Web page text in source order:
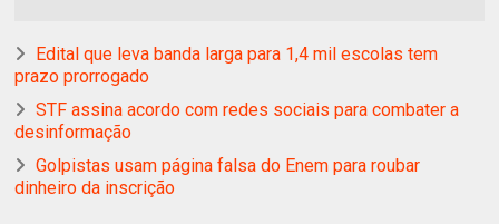
Edital que leva banda larga para 1,4 mil escolas tem
prazo prorrogado
STF assina acordo com redes sociais para combater a
desinformação
Golpistas usam página falsa do Enem para roubar
dinheiro da inscrição